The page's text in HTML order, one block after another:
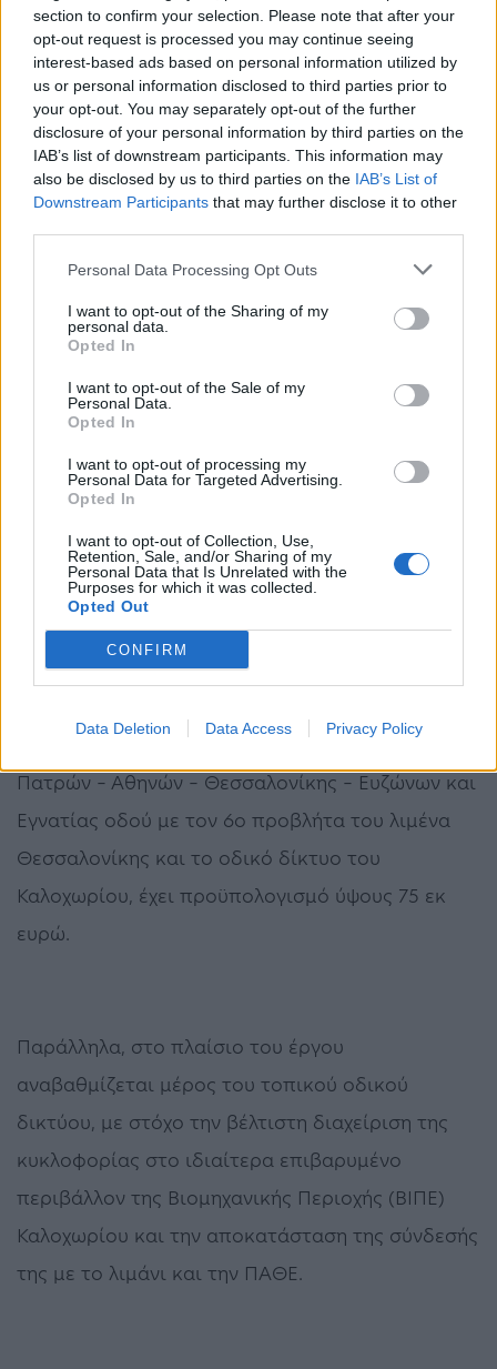
section to confirm your selection. Please note that after your
opt-out request is processed you may continue seeing
interest-based ads based on personal information utilized by
us or personal information disclosed to third parties prior to
your opt-out. You may separately opt-out of the further
disclosure of your personal information by third parties on the
IAB’s list of downstream participants. This information may
also be disclosed by us to third parties on the IAB’s List of
Downstream Participants that may further disclose it to other
Personal Data Processing Opt Outs
I want to opt-out of the Sharing of my
personal data.
Opted In
I want to opt-out of the Sale of my
Personal Data.
Opted In
I want to opt-out of processing my
Personal Data for Targeted Advertising.
Opted In
I want to opt-out of Collection, Use,
Retention, Sale, and/or Sharing of my
Personal Data that Is Unrelated with the
Purposes for which it was collected.
Opted Out
CONFIRM
Data Deletion Data Access Privacy Policy
τις μεταποιητικές εγκαταστάσεις της περιοχής,
αφού θα διευκολύνει την άμεση πρόσβαση τους
στο εθνικό οδικό δίκτυο.
Τέταρτον, η νέα σύνδεση θα έχει άμεση και θετική
και ειδικότερα στον τομέα των εμπορευματικών
μεταφορών, στην προσέλκυση και ανάπτυξη
κέντρων logistics, λόγω της προβλεπόμενης
αναβάθμισης του Λιμένα Θεσσαλονίκης σε
σημαντικό διαμετακομιστικό κέντρο της
Βαλκανικής και της Ανατολικής Μεσογείου.
Τα τεχνικά
χαρακτηριστικά του έργου
Το έργο σύνδεσης του αυτοκινητοδρόμου
Πατρών – Αθηνών – Θεσσαλονίκης – Ευζώνων και
Εγνατίας οδού με τον 6ο προβλήτα του λιμένα
Θεσσαλονίκης και το οδικό δίκτυο του
Καλοχωρίου, έχει προϋπολογισμό ύψους 75 εκ
ευρώ.
Παράλληλα, στο πλαίσιο του έργου
αναβαθμίζεται μέρος του τοπικού οδικού
δικτύου, με στόχο την βέλτιστη διαχείριση της
κυκλοφορίας στο ιδιαίτερα επιβαρυμένο
περιβάλλον της Βιομηχανικής Περιοχής (ΒΙΠΕ)
Καλοχωρίου και την αποκατάσταση της σύνδεσής
της με το λιμάνι και την ΠΑΘΕ.